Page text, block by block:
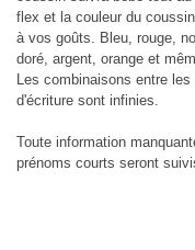
flex et la couleur du
à vos goûts. Bleu, rouge,
doré, argent, orange et
Les combinaisons entre
d'écriture sont infinies.
Toute information
prénoms courts seront